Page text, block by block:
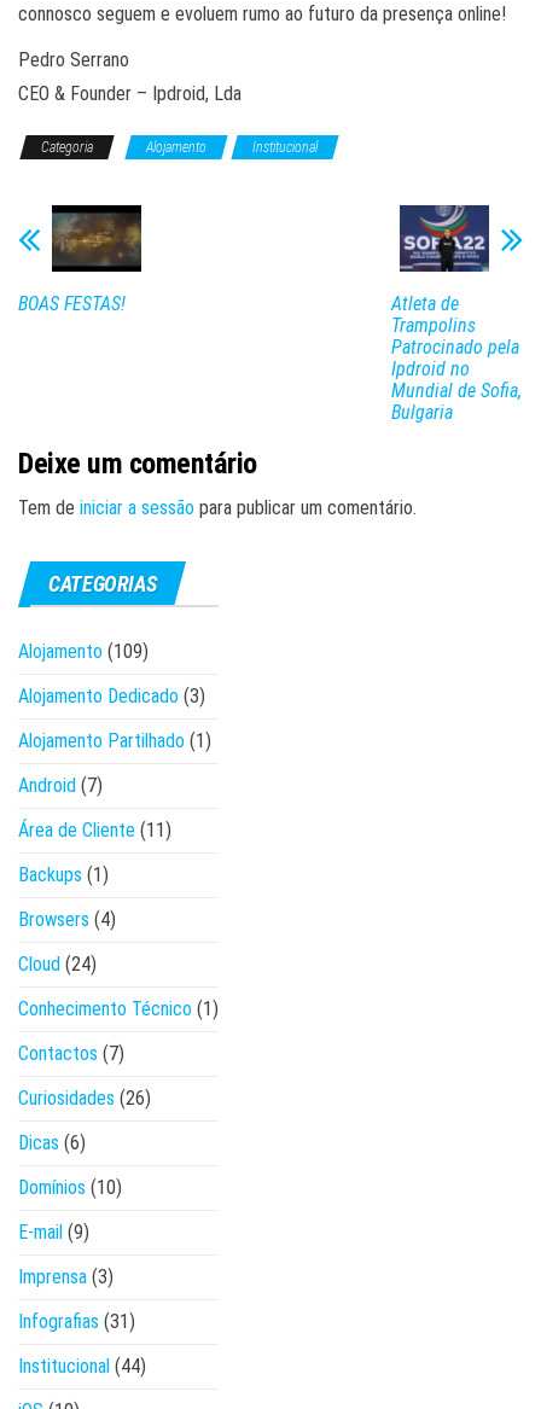
connosco seguem e evoluem rumo ao futuro da presença online!
Pedro Serrano
CEO & Founder – Ipdroid, Lda
Categoria Alojamento Institucional
BOAS FESTAS!
Atleta de
Trampolins
Patrocinado pela
Ipdroid no
Mundial de Sofia,
Bulgaria
Deixe um comentário
Tem de iniciar a sessão para publicar um comentário.
CATEGORIAS
Alojamento (109)
Alojamento Dedicado (3)
Alojamento Partilhado (1)
Android (7)
Área de Cliente (11)
Backups (1)
Browsers (4)
Cloud (24)
Conhecimento Técnico (1)
Contactos (7)
Curiosidades (26)
Dicas (6)
Domínios (10)
E-mail (9)
Imprensa (3)
Infografias (31)
Institucional (44)